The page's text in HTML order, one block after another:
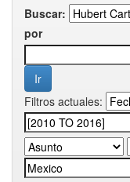
Buscar:
por
Filtros actuales: